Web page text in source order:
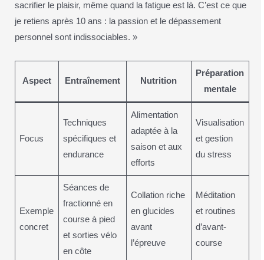
sacrifier le plaisir, même quand la fatigue est là. C’est ce que
je retiens après 10 ans : la passion et le dépassement
personnel sont indissociables. »
Aspect Entraînement Nutrition
Préparation
mentale
Focus
Techniques
spécifiques et
endurance
Alimentation
adaptée à la
saison et aux
efforts
Visualisation
et gestion
du stress
Exemple
concret
Séances de
fractionné en
course à pied
et sorties vélo
en côte
Collation riche
en glucides
avant
l’épreuve
Méditation
et routines
d’avant-
course